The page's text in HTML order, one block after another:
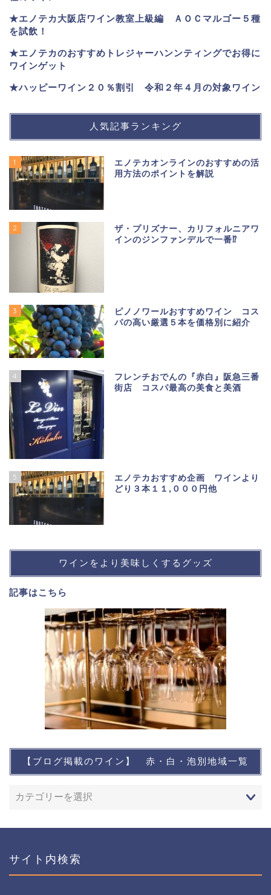
★エノテカ大阪店ワイン教室上級編 ＡＯＣマルゴー５種
を試飲！
★エノテカのおすすめトレジャーハンンティングでお得に
ワインゲット
★ハッピーワイン２０％割引 令和２年４月の対象ワイン
人気記事ランキング
1
エノテカオンラインのおすすめの活
用方法のポイントを解説
2
ザ・プリズナー、カリフォルニアワ
インのジンファンデルで一番⁉
3
ピノノワールおすすめワイン コス
パの高い厳選５本を価格別に紹介
4
フレンチおでんの『赤白』阪急三番
街店 コスパ最高の美食と美酒
5
エノテカおすすめ企画 ワインより
どり３本１１,０００円他
ワインをより美味しくするグッズ
記事はこちら
【ブログ掲載のワイン】 赤・白・泡別地域一覧
サイト内検索
想い出に残るワイン